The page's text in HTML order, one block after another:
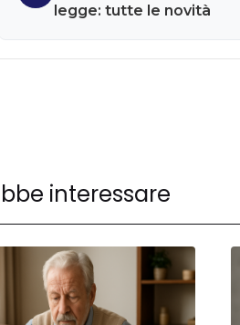
legge: tutte le novità
interessare